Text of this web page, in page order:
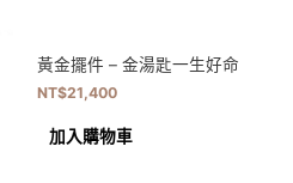
黃金擺件 – 金湯匙一生好命
NT$21,400
加入購物車